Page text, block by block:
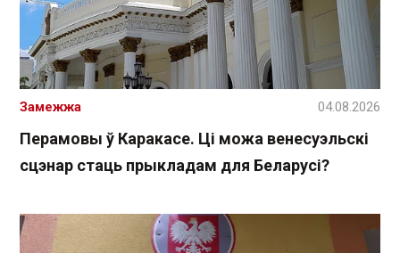
Перамовы ў Каракасе. Ці можа венесуэльскі
сцэнар стаць прыкладам для Беларусі?
Замежжа 04.08.2026